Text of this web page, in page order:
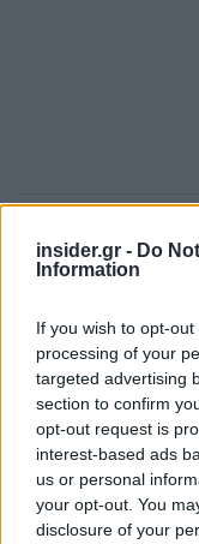
insider.gr - Do
Information
If you wish to opt-
processing of your
targeted advertising
section to confirm
opt-out request is
interest-based ads
us or personal
your opt-out. You
disclosure of your
Ακολουθήστε το
πρώτοι όλες τις